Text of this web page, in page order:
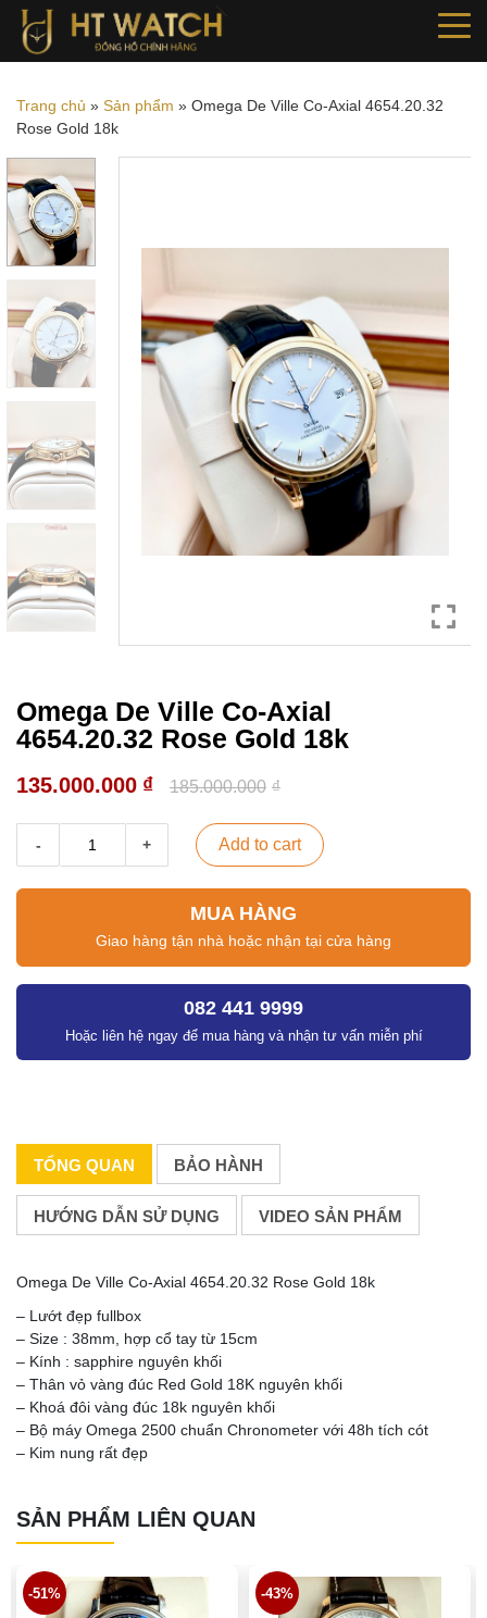
Trang chủ » Sản phẩm » Omega De Ville Co-Axial 4654.20.32
Rose Gold 18k
Omega De Ville Co-Axial
4654.20.32 Rose Gold 18k
135.000.000 ₫ 185.000.000 ₫
Add to cart
MUA HÀNG
Giao hàng tận nhà hoặc nhận tại cửa hàng
082 441 9999
Hoặc liên hệ ngay để mua hàng và nhận tư vấn miễn phí
TỔNG QUAN BẢO HÀNH
HƯỚNG DẪN SỬ DỤNG VIDEO SẢN PHẨM
Omega De Ville Co-Axial 4654.20.32 Rose Gold 18k
– Lướt đẹp fullbox
– Size : 38mm, hợp cổ tay từ 15cm
– Kính : sapphire nguyên khối
– Thân vỏ vàng đúc Red Gold 18K nguyên khối
– Khoá đôi vàng đúc 18k nguyên khối
– Bộ máy Omega 2500 chuẩn Chronometer với 48h tích cót
– Kim nung rất đẹp
SẢN PHẨM LIÊN QUAN
-43% -20%